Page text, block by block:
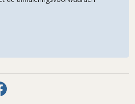
via LinkedIn
Delen via Facebook